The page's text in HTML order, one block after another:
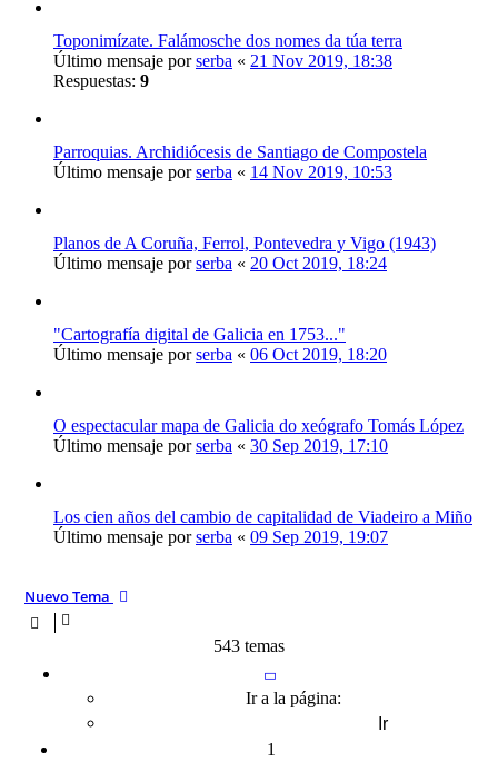
Toponimízate. Falámosche dos nomes da túa terra
Último mensaje porserba « 21 Nov 2019, 18:38
Respuestas: 9
Parroquias. Archidiócesis de Santiago de Compostela
Último mensaje porserba « 14 Nov 2019, 10:53
Planos de A Coruña, Ferrol, Pontevedra y Vigo (1943)
Último mensaje porserba « 20 Oct 2019, 18:24
"Cartografía digital de Galicia en 1753..."
Último mensaje porserba « 06 Oct 2019, 18:20
O espectacular mapa de Galicia do xeógrafo Tomás López
Último mensaje porserba « 30 Sep 2019, 17:10
Los cien años del cambio de capitalidad de Viadeiro a Miño
Último mensaje porserba « 09 Sep 2019, 19:07
Nuevo Tema
543 temas
Página
Ir a la página:
1